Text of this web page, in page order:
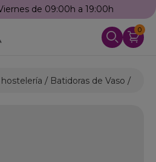
de 09:00h a 19:00h
0
Batidoras de Vaso